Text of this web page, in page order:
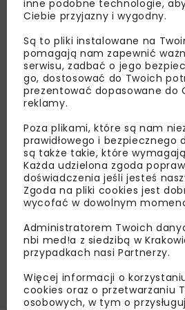
Lubisz wiedzieć
Zapisz się do newslettera
nas najlepsze informacje
zaproszenia na wydarzenia,
dedykowane akcje specjalne.
Zapoznałam/em się zPolityką
Regulaminemoraz wyrażam
podany przeze mnie adres e-mail
handlowej w postaci newslettera.
inne podobne technologie,
Ciebie przyjazny i wygodny.
Są to pliki instalowane na
pomagają nam zapewnić
serwisu, zadbać o jego
go, dostosować do Twoich
prezentować dopasowane do
reklamy.
Poza plikami, które są nam
prawidłowego i bezpiecznego
są także takie, które
Każda udzielona zgoda
doświadczenia jeśli jesteś
Zgoda na pliki cookies jest
wycofać w dowolnym
Administratorem Twoich
nbi med!a z siedzibą w
przypadkach nasi Partnerzy.
Więcej informacji o
cookies oraz o przetwarzaniu
osobowych, w tym o